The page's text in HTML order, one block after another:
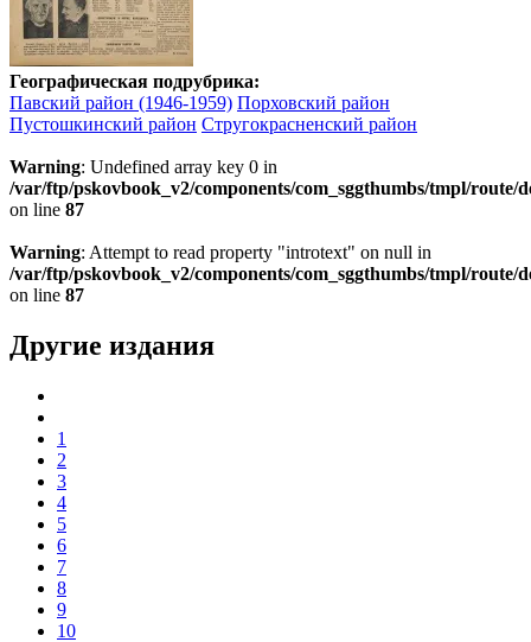
Географическая подрубрика:
Павский район (1946-1959) Порховский район
Пустошкинский район Стругокрасненский район
Warning: Undefined array key 0 in
/var/ftp/pskovbook_v2/components/com_sggthumbs/tmpl/route/
on line 87
Warning: Attempt to read property "introtext" on null in
/var/ftp/pskovbook_v2/components/com_sggthumbs/tmpl/route/
on line 87
Другие издания
1
2
3
4
5
6
7
8
9
10